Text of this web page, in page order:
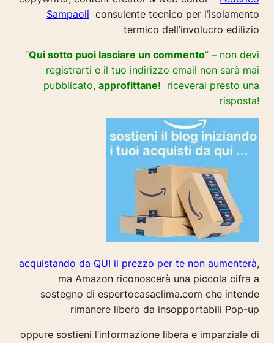
Sampaoli consulente tecnico per l’isolamento
termico dell’involucro edilizio
“Qui sotto puoi lasciare un commento” – non devi
registrarti e il tuo indirizzo email non sarà mai
pubblicato, approfittane! riceverai presto una
risposta!
acquistando da QUI il prezzo per te non aumenterà,
ma Amazon riconoscerà una piccola cifra a
sostegno di espertocasaclima.com che intende
rimanere libero da insopportabili Pop-up
oppure sostieni l’informazione libera e imparziale di